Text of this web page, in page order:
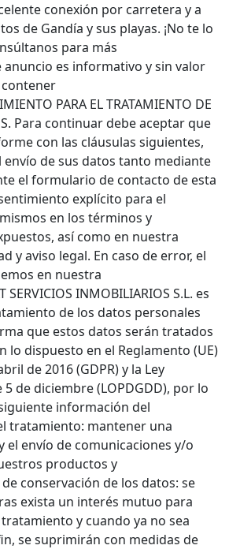
conexión por carretera y a
de Gandía y sus playas. ¡No te lo
para más
anuncio es informativo y sin valor
PARA EL TRATAMIENTO DE
Para continuar debe aceptar que
con las cláusulas siguientes,
de sus datos tanto mediante
el formulario de contacto de esta
explícito para el
en los términos y
así como en nuestra
y aviso legal. En caso de error, el
en nuestra
SERVICIOS INMOBILIARIOS S.L. es
de los datos personales
que estos datos serán tratados
lo dispuesto en el Reglamento (UE)
de 2016 (GDPR) y la Ley
de diciembre (LOPDGDD), por lo
información del
tratamiento: mantener una
el envío de comunicaciones y/o
productos y
conservación de los datos: se
exista un interés mutuo para
y cuando ya no sea
se suprimirán con medidas de